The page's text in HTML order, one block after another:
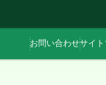
お問い合わせサイ